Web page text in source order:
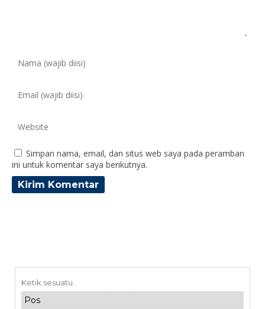
Simpan nama, email, dan situs web saya pada peramban
ini untuk komentar saya berikutnya.